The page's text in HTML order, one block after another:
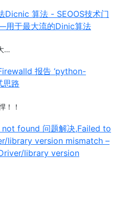
Dicnic 算法 - SEOOS技术门
用于最大流的Dinic算法
…
报告 ‘python-
思路
！！
found 问题解决,Failed to
library version mismatch –
library version